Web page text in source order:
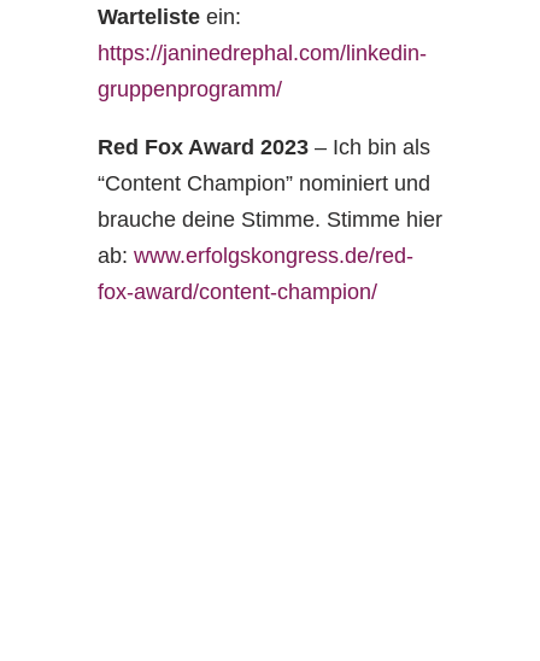
Wartelisteein:
https://janinedrephal.com/linkedin-
gruppenprogramm/
Red Fox Award 2023– Ich bin als
“Content Champion” nominiert und
brauche deine Stimme. Stimme hier
ab: www.erfolgskongress.de/red-
fox-award/content-champion/